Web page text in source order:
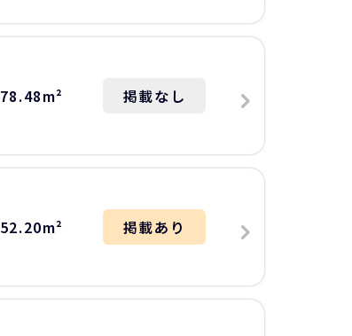
78.48m² 掲載なし
52.20m² 掲載あり